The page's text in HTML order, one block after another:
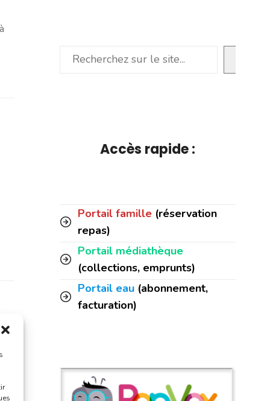
Rechercher
Accès rapide :
Portail famille (réservation
repas)
Portail médiathèque
(collections, emprunts)
Portail eau (abonnement,
facturation)